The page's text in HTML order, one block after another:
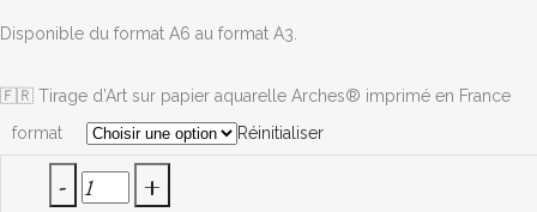
25,00 €
Disponible du format A6 au format A3.
🇫🇷 Tirage d’Art sur papier aquarelle Arches® imprimé en France
format
Réinitialiser
Deja